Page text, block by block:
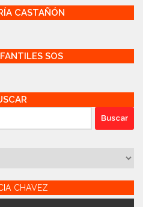
CASTAÑÓN
SOS
CHAVEZ